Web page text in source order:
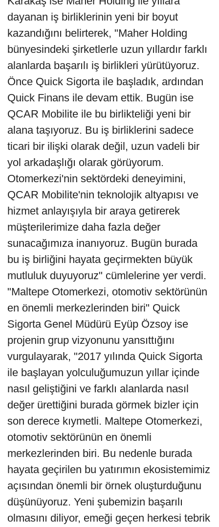
dayanan iş birliklerinin yeni bir boyut
kazandığını belirterek, "Maher Holding
bünyesindeki şirketlerle uzun yıllardır farklı
alanlarda başarılı iş birlikleri yürütüyoruz.
Önce Quick Sigorta ile başladık, ardından
Quick Finans ile devam ettik. Bugün ise
QCAR Mobilite ile bu birlikteliği yeni bir
alana taşıyoruz. Bu iş birliklerini sadece
ticari bir ilişki olarak değil, uzun vadeli bir
yol arkadaşlığı olarak görüyorum.
Otomerkezi'nin sektördeki deneyimini,
QCAR Mobilite'nin teknolojik altyapısı ve
hizmet anlayışıyla bir araya getirerek
müşterilerimize daha fazla değer
sunacağımıza inanıyoruz. Bugün burada
bu iş birliğini hayata geçirmekten büyük
mutluluk duyuyoruz" cümlelerine yer verdi.
"Maltepe Otomerkezi, otomotiv sektörünün
en önemli merkezlerinden biri" Quick
Sigorta Genel Müdürü Eyüp Özsoy ise
projenin grup vizyonunu yansıttığını
vurgulayarak, "2017 yılında Quick Sigorta
ile başlayan yolculuğumuzun yıllar içinde
nasıl geliştiğini ve farklı alanlarda nasıl
değer ürettiğini burada görmek bizler için
son derece kıymetli. Maltepe Otomerkezi,
otomotiv sektörünün en önemli
merkezlerinden biri. Bu nedenle burada
hayata geçirilen bu yatırımın ekosistemimiz
açısından önemli bir örnek oluşturduğunu
düşünüyoruz. Yeni şubemizin başarılı
olmasını diliyor, emeği geçen herkesi tebrik